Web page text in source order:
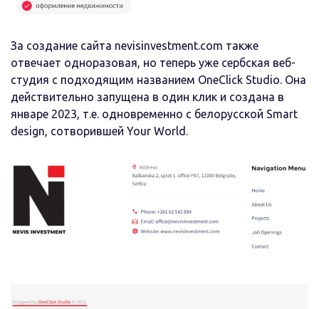
За создание сайта nevisinvestment.com также
отвечает одноразовая, но теперь уже сербская веб-
студия с подходящим названием OneClick Studio. Она
действительно запущена в один клик и создана в
январе 2023, т.е. одновременно с белорусской Smart
design, сотворившей Your World.